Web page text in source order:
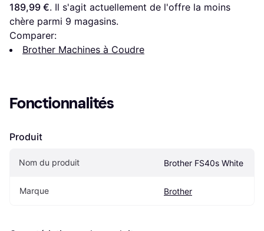
189,99 €. Il s'agit actuellement de l'offre la moins
chère parmi 9 magasins.
Comparer:
Brother Machines à Coudre
Fonctionnalités
Produit
Nom du produit Brother FS40s White
Marque Brother